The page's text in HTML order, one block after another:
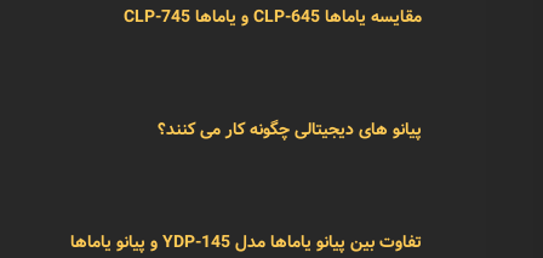
نقد و بررسی پیانو یاماها مدل YDP-145
مقایسه یاماها CLP-645 و یاماها CLP-745